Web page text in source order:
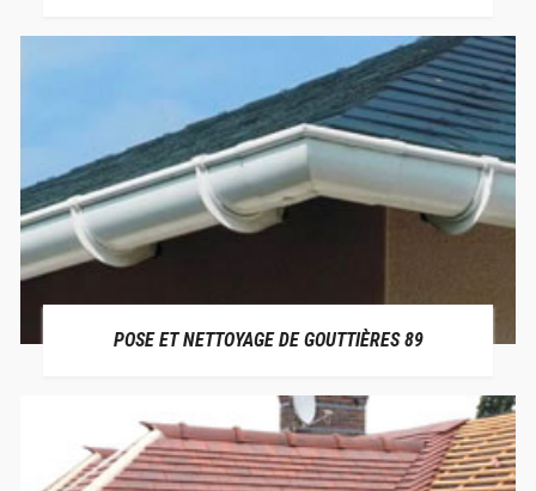
POSE ET NETTOYAGE DE GOUTTIÈRES 89